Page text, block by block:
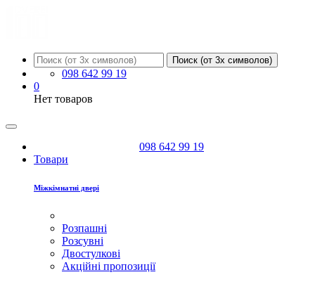
Поиск (от 3х символов)
098 642 99 19
0
Нет товаров
098 642 99 19
Товари
Міжкімнатні двері
Розпашні
Розсувні
Двостулкові
Акційні пропозиції